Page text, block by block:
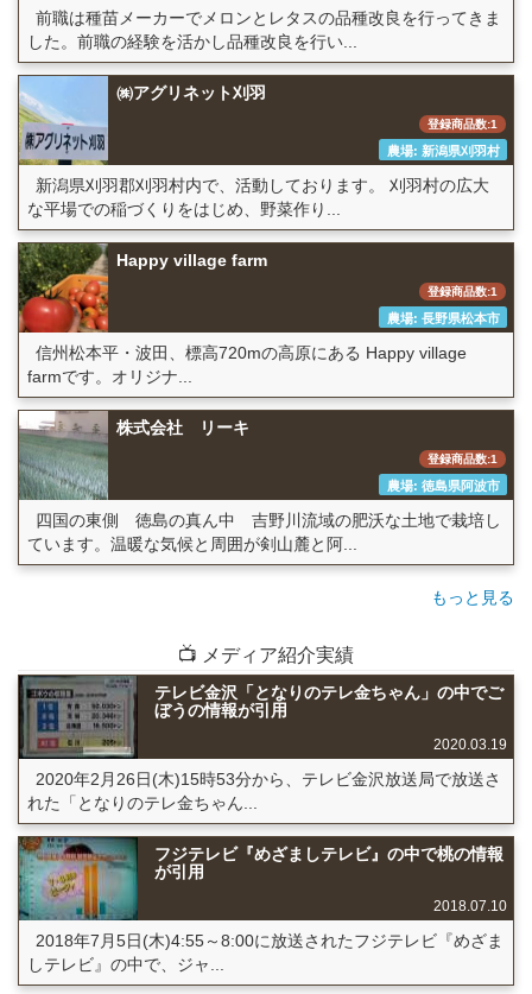
前職は種苗メーカーでメロンとレタスの品種改良を行ってきま
した。前職の経験を活かし品種改良を行い...
㈱アグリネット刈羽
登録商品数:1
農場: 新潟県刈羽村
新潟県刈羽郡刈羽村内で、活動しております。 刈羽村の広大
な平場での稲づくりをはじめ、野菜作り...
Happy village farm
登録商品数:1
農場: 長野県松本市
信州松本平・波田、標高720mの高原にある Happy village
farmです。オリジナ...
株式会社 リーキ
登録商品数:1
農場: 徳島県阿波市
四国の東側 徳島の真ん中 吉野川流域の肥沃な土地で栽培し
ています。温暖な気候と周囲が剣山麓と阿...
もっと見る
📺 メディア紹介実績
テレビ金沢「となりのテレ金ちゃん」の中でご
ぼうの情報が引用
2020.03.19
2020年2月26日(木)15時53分から、テレビ金沢放送局で放送さ
れた「となりのテレ金ちゃん...
フジテレビ『めざましテレビ』の中で桃の情報
が引用
2018.07.10
2018年7月5日(木)4:55～8:00に放送されたフジテレビ『めざま
しテレビ』の中で、ジャ...